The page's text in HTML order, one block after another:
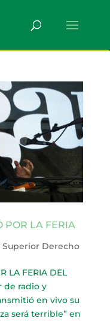
POR LA FERIA
Superior Derecho
LA FERIA DEL
de radio y
en vivo su
será terrible” en